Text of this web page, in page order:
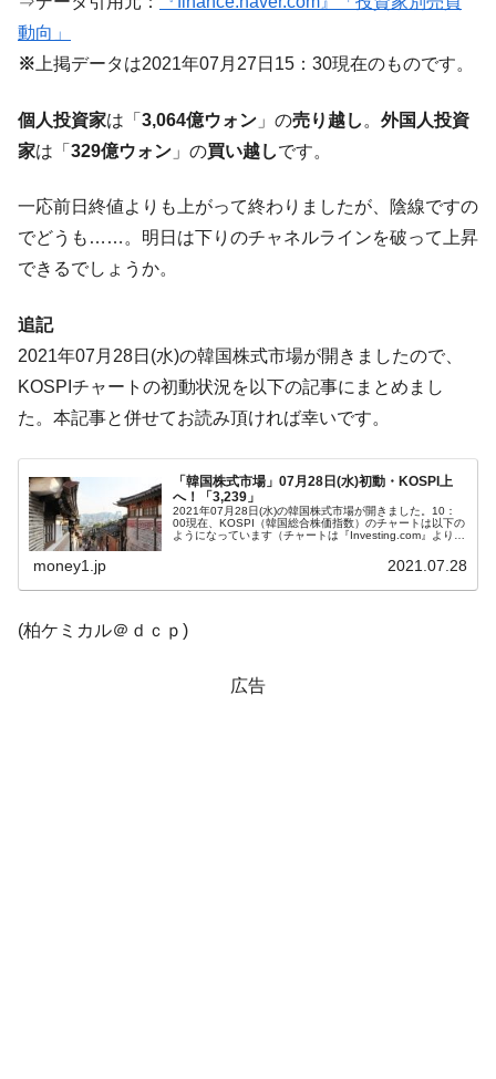
「KDDX」1番艦、2032年竣工と公示
に韓国がいっちょがみしたのでは。
『Money1』
韓国政府『BYD』車への補助金を全廃 ⇒ 実
は韓国で『BYD』車は売れている。6カ月で対前年同期比
1.9倍！
『Money1』
在韓米国大使スティールが着韓！⇒ さっそ
く空港に詰めかけ「出て行け！」「極右勢力」のプラカー
ドを掲げる「在韓反米勢力」
『Money1』
韓国政府「2035年までに18.4GW規模のAIデ
『Money1』
ほぼ終わった」
『Money1』
韓国『国民年金公団』株価暴落で200兆蒸
発。
『Money1』
韓国政府「ニセＫ-ブランドを通報しようキ
ャンペーン」⇒ あの名物教授も登場！
『Money1』
韓国「橋が落ちました」⇒ 耐久性「なさす
ぎ」では。
米国下院「韓国の公務員個人をターゲット
動向」
※上掲データは2021年07月27日15：30現在のものです。
個人投資家は「 3,064億ウォン 」の売り越し 。 外国人投資
家は「 329億ウォン 」の買い越しです。
一応前日終値よりも上がって終わりましたが、陰線ですの
でどうも……。明日は下りのチャネルラインを破って上昇
できるでしょうか。
追記
2021年07月28日(水)の韓国株式市場が開きましたので、
KOSPIチャートの初動状況を以下の記事にまとめまし
た。本記事と併せてお読み頂ければ幸いです。
「韓国株式市場」07月28日(水)初動・KOSPI上
へ！「3,239」
2021年07月28日(水)の韓国株式市場が開きました。10：
00現在、KOSPI（韓国総合株価指数）のチャートは以下の
ようになっています（チャートは『Investing.com』より引
money1.jp 2021.07.28
(柏ケミカル＠ｄｃｐ)
広告